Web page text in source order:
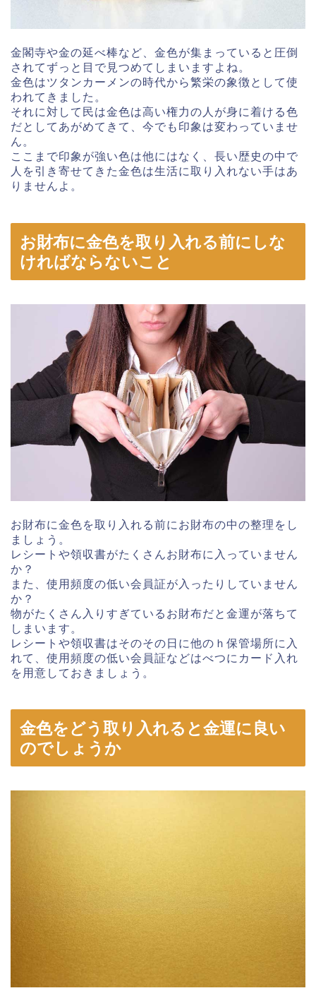
金閣寺や金の延べ棒など、金色が集まっていると圧倒
されてずっと目で見つめてしまいますよね。
金色はツタンカーメンの時代から繁栄の象徴として使
われてきました。
それに対して民は金色は高い権力の人が身に着ける色
だとしてあがめてきて、今でも印象は変わっていませ
ん。
ここまで印象が強い色は他にはなく、長い歴史の中で
人を引き寄せてきた金色は生活に取り入れない手はあ
りませんよ。
お財布に金色を取り入れる前にしな
ければならないこと
お財布に金色を取り入れる前にお財布の中の整理をし
ましょう。
レシートや領収書がたくさんお財布に入っていません
か？
また、使用頻度の低い会員証が入ったりしていません
か？
物がたくさん入りすぎているお財布だと金運が落ちて
しまいます。
レシートや領収書はそのその日に他のｈ保管場所に入
れて、使用頻度の低い会員証などはべつにカード入れ
を用意しておきましょう。
金色をどう取り入れると金運に良い
のでしょうか